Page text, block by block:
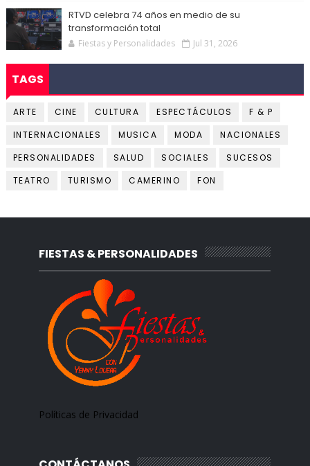
RTVD celebra 74 años en medio de su
transformación total
Fiestas y Personalidades Jul 31, 2026
TAGS
ARTE CINE CULTURA ESPECTÁCULOS
F & P
INTERNACIONALES
MUSICA MODA
NACIONALES
PERSONALIDADES
SALUD SOCIALES
SUCESOS
TEATRO
TURISMO CAMERINO FON
FIESTAS & PERSONALIDADES
Políticas de Privacidad